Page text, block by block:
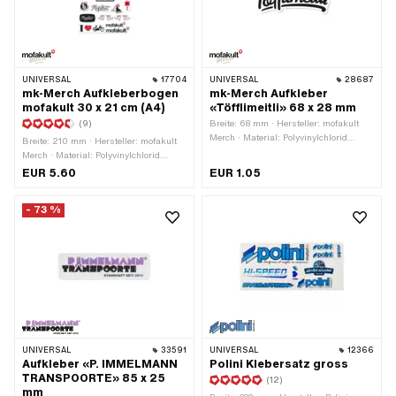
UNIVERSAL 17704
mk-Merch Aufkleberbogen
mofakult 30 x 21 cm (A4)
(9)
Breite: 210 mm · Hersteller: mofakult
Merch · Material: Polyvinylchlorid
(PVC) · Oberfläche: matt ·
Beschaffenheit Rückseite: Klebstoff ·
Höhe: 297 mm · Transferfolie: Nein
EUR 5.60
UNIVERSAL 28687
mk-Merch Aufkleber
«Töfflimeitli» 68 x 28 mm
Breite: 68 mm · Hersteller: mofakult
Merch · Material: Polyvinylchlorid
Höhe: 28 mm · Beständigkeit: UV-
EUR 1.05
- 73 %
UNIVERSAL 33591
Aufkleber «P. IMMELMANN
TRANSPOORTE» 85 x 25
mm
UNIVERSAL 12366
Polini Klebersatz gross
(12)